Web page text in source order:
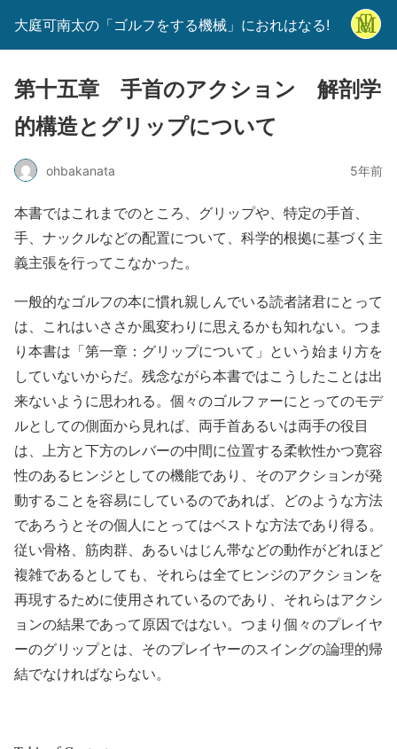
大庭可南太の「ゴルフをする機械」におれはなる!
第十五章 手首のアクション 解剖学
的構造とグリップについて
ohbakanata 5年前
本書ではこれまでのところ、グリップや、特定の手首、
手、ナックルなどの配置について、科学的根拠に基づく主
義主張を行ってこなかった。
一般的なゴルフの本に慣れ親しんでいる読者諸君にとって
は、これはいささか風変わりに思えるかも知れない。つま
り本書は「第一章：グリップについて」という始まり方を
していないからだ。残念ながら本書ではこうしたことは出
来ないように思われる。個々のゴルファーにとってのモデ
ルとしての側面から見れば、両手首あるいは両手の役目
は、上方と下方のレバーの中間に位置する柔軟性かつ寛容
性のあるヒンジとしての機能であり、そのアクションが発
動することを容易にしているのであれば、どのような方法
であろうとその個人にとってはベストな方法であり得る。
従い骨格、筋肉群、あるいはじん帯などの動作がどれほど
複雑であるとしても、それらは全てヒンジのアクションを
再現するために使用されているのであり、それらはアクシ
ョンの結果であって原因ではない。つまり個々のプレイヤ
ーのグリップとは、そのプレイヤーのスイングの論理的帰
結でなければならない。